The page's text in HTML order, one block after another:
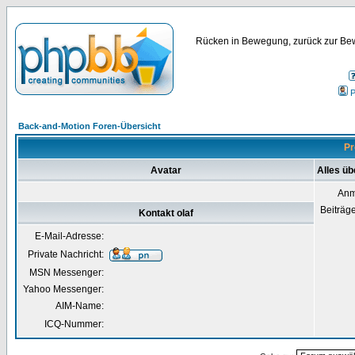
Rücken in Bewegung, zurück zur
Back-and-Motion Foren-Übersicht
Avatar Alles
Kontakt olaf
E-Mail-Adresse:
Private Nachricht:
MSN Messenger:
Yahoo Messenger:
AIM-Name:
ICQ-Nummer: